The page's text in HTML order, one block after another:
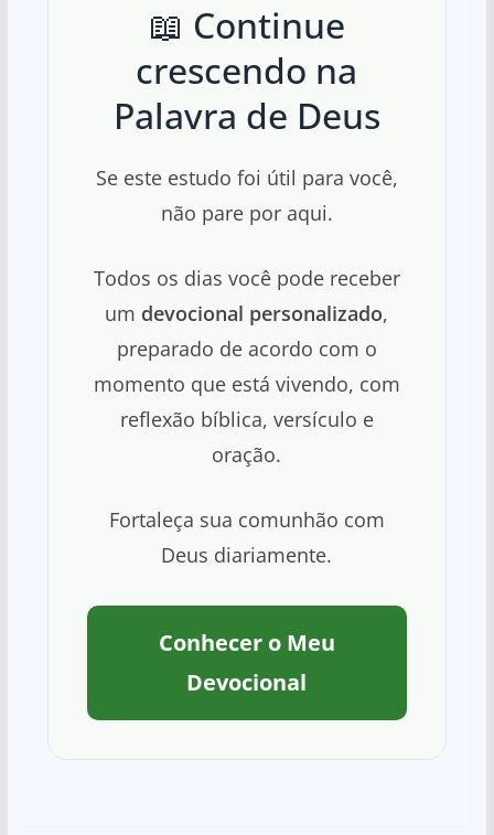
📖 Continue
crescendo na
Palavra de Deus
Se este estudo foi útil para você,
não pare por aqui.
Todos os dias você pode receber
um devocional personalizado,
preparado de acordo com o
momento que está vivendo, com
reflexão bíblica, versículo e
oração.
Fortaleça sua comunhão com
Deus diariamente.
Conhecer o Meu
Devocional